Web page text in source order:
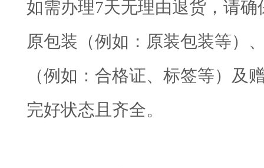
如需办理7天无理由退货，请
原包装（例如：原装包装等）
（例如：合格证、标签等）及
完好状态且齐全。